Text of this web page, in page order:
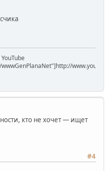
кто не хочет — ищет
#4